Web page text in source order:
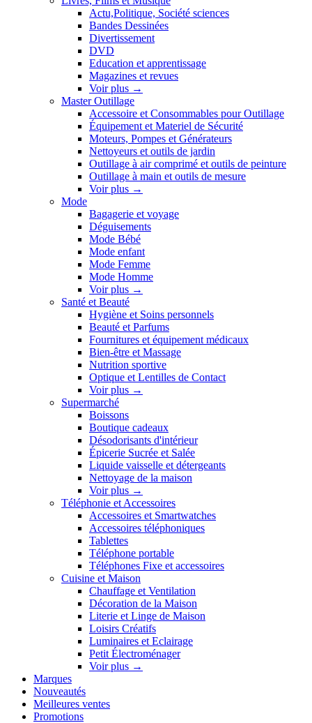
Actu,Politique, Société sciences
Bandes Dessinées
Divertissement
DVD
Education et apprentissage
Magazines et revues
Voir plus →
Master Outillage
Accessoire et Consommables pour Outillage
Équipement et Materiel de Sécurité
Moteurs, Pompes et Générateurs
Nettoyeurs et outils de jardin
Outillage à air comprimé et outils de peinture
Outillage à main et outils de mesure
Voir plus →
Mode
Bagagerie et voyage
Déguisements
Mode Bébé
Mode enfant
Mode Femme
Mode Homme
Voir plus →
Santé et Beauté
Hygiène et Soins personnels
Beauté et Parfums
Fournitures et équipement médicaux
Bien-être et Massage
Nutrition sportive
Optique et Lentilles de Contact
Voir plus →
Supermarché
Boissons
Boutique cadeaux
Désodorisants d'intérieur
Épicerie Sucrée et Salée
Liquide vaisselle et détergeants
Nettoyage de la maison
Voir plus →
Téléphonie et Accessoires
Accessoires et Smartwatches
Accessoires téléphoniques
Tablettes
Téléphone portable
Téléphones Fixe et accessoires
Cuisine et Maison
Chauffage et Ventilation
Décoration de la Maison
Literie et Linge de Maison
Loisirs Créatifs
Luminaires et Eclairage
Petit Électroménager
Voir plus →
Marques
Nouveautés
Meilleures ventes
Promotions